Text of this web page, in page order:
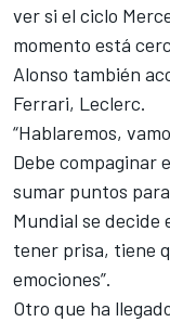
ver si el ciclo
momento está
Alonso también
Ferrari, Leclerc.
“Hablaremos,
Debe compaginar
sumar puntos
Mundial se decide
tener prisa, tiene
emociones”.
Otro que ha